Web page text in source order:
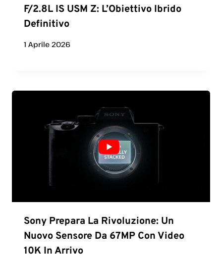
F/2.8L IS USM Z: L’Obiettivo Ibrido
Definitivo
1 Aprile 2026
Sony Prepara La Rivoluzione: Un
Nuovo Sensore Da 67MP Con Video
10K In Arrivo